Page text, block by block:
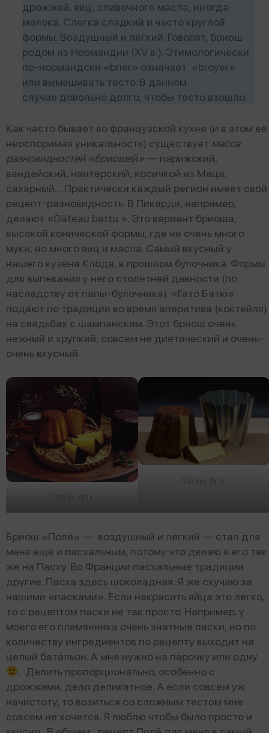
дрожжей, яиц, сливочного масла, иногда
молока. Слегка сладкий и часто круглой
формы. Воздушный и лёгкий. Говорят, бриош
родом из Нормандии (XV в.). Этимологически
по-нормандски «brier» означает «broyer»
или вымешивать тесто. В данном
случае довольно долго, чтобы тесто взошло.
Как часто бывает во французской кухне (и в этом её
неоспоримая уникальность) существует масса
разновидностей «бриошей»— парижский,
вандейский, нантерский, косичкой из Меца,
сахарный… Практически каждый регион имеет свой
рецепт-разновидность. В Пикарди, например,
делают «Gâteau battu ». Это вариант бриоша,
высокой конической формы, где не очень много
муки, но много яиц и масла. Самый вкусный у
нашего кузена Клода, в прошлом булочника. Формы
для выпекания у него столетней давности (по
наследству от папы-булочника). «Гато Батю»
подают по традиции во время аперитива (коктейля)
на свадьбах с шампанским. Этот бриош очень
нежный и хрупкий, совсем не диетический и очень-
очень вкусный.
Gâteau Battu
Gâteau Battu
Бриош «Полё» — воздушный и лёгкий — стал для
меня ещё и пасхальным, потому что делаю я его так
же на Пасху. Во Франции пасхальные традиции
другие. Пасха здесь шоколадная. Я же скучаю за
нашими «пасками». Если накрасить яйца это легко,
то с рецептом паски не так просто. Например, у
моего его племянника очень знатные паски, но по
количеству ингредиентов по рецепту выходит на
целый батальон. А мне нужно на парочку или одну
. Делить пропорционально, особенно с
дрожжами, дело деликатное. А если совсем уж
начистоту, то возиться со сложным тестом мне
совсем не хочется. Я люблю чтобы было просто и